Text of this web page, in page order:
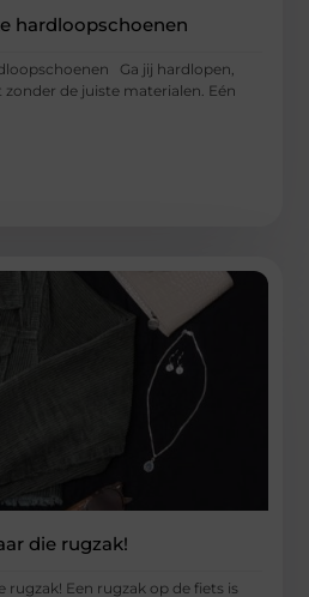
hardloopschoenen
Ga jij hardlopen,
de juiste materialen. Eén
die rugzak!
rugzak! Een rugzak op de fiets is